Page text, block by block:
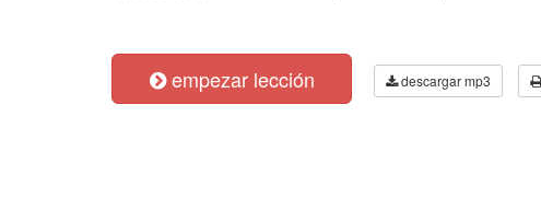
empezar lección descargar mp3